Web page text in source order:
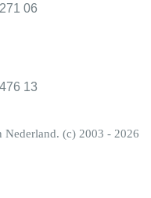
06
13
Nederland. (c) 2003 - 2026